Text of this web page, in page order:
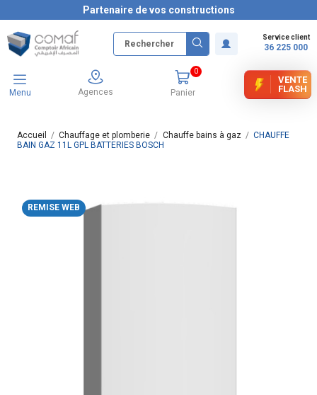
Partenaire de vos constructions
Service client
36 225 000
Menu Agences Panier
0
VENTE
FLASH
Accueil Chauffage et plomberie Chauffe bains à gaz
CHAUFFE
BAIN GAZ 11L GPL BATTERIES BOSCH
REMISE WEB